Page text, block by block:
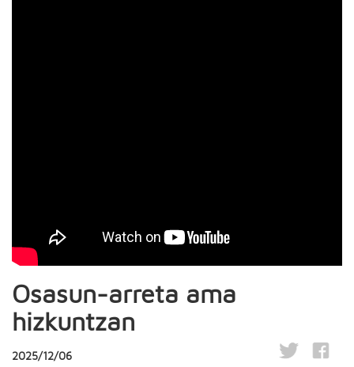
Osasun-arreta ama
hizkuntzan
2025/12/06